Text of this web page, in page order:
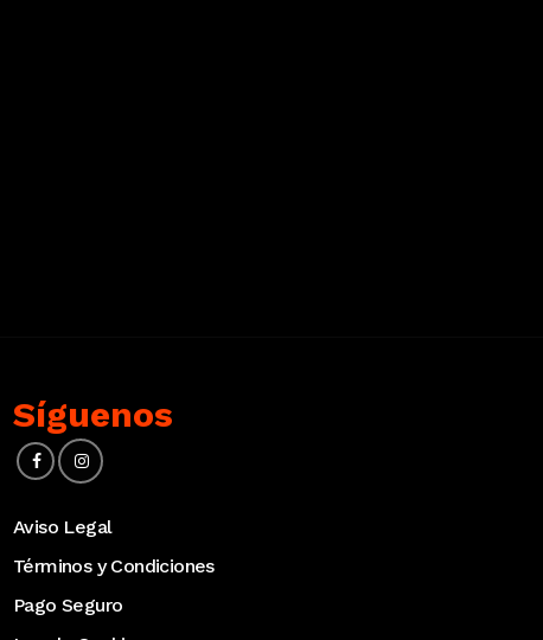
Síguenos
Aviso Legal
Términos y Condiciones
Pago Seguro